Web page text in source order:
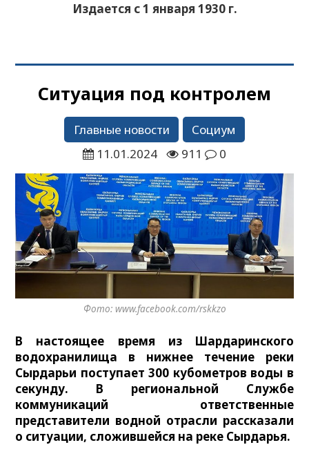
Издается с 1 января 1930 г.
Ситуация под контролем
Главные новости
Социум
11.01.2024
911 0
Фото: www.facebook.com/rskkzo
В настоящее время из Шардаринского
водохранилища в нижнее течение реки
Сырдарьи поступает 300 кубометров воды в
секунду. В региональной Службе
коммуникаций ответственные
представители водной отрасли рассказали
о ситуации, сложившейся на реке Сырдарья.